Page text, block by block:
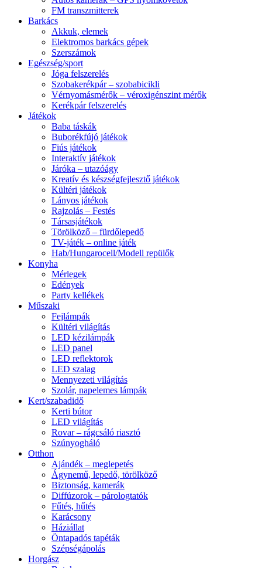
FM transzmitterek
Barkács
Akkuk, elemek
Elektromos barkács gépek
Szerszámok
Egészség/sport
Jóga felszerelés
Szobakerékpár – szobabicikli
Vérnyomásmérők – véroxigénszint mérők
Kerékpár felszerelés
Játékok
Baba táskák
Buborékfújó játékok
Fiús játékok
Interaktív játékok
Járóka – utazóágy
Kreatív és készségfejlesztő játékok
Kültéri játékok
Lányos játékok
Rajzolás – Festés
Társasjátékok
Törölköző – fürdőlepedő
TV-játék – online játék
Hab/Hungarocell/Modell repülők
Konyha
Mérlegek
Edények
Party kellékek
Műszaki
Fejlámpák
Kültéri világítás
LED kézilámpák
LED panel
LED reflektorok
LED szalag
Mennyezeti világítás
Szolár, napelemes lámpák
Kert/szabadidő
Kerti bútor
LED világítás
Rovar – rágcsáló riasztó
Szúnyogháló
Otthon
Ajándék – meglepetés
Ágynemű, lepedő, törölköző
Biztonság, kamerák
Diffúzorok – párologtatók
Fűtés, hűtés
Karácsony
Háziállat
Öntapadós tapéták
Szépségápolás
Horgász